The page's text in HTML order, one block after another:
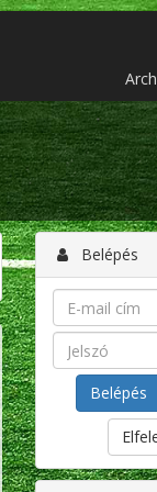
Belépés